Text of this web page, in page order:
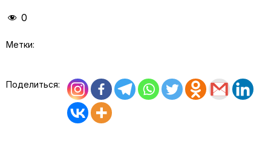
0
Метки:
Поделиться: